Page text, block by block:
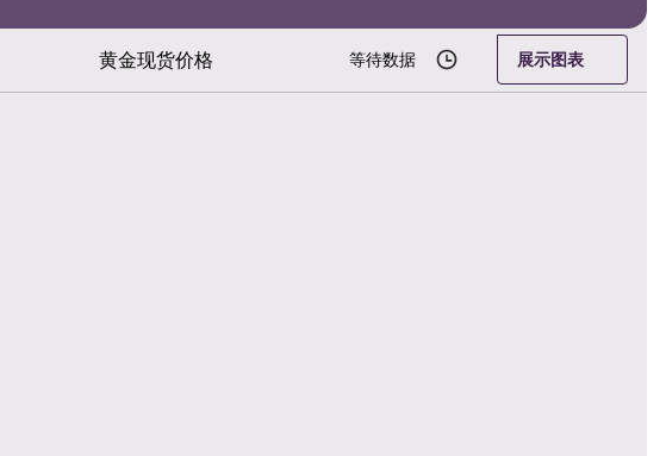
黄金现货价格 等待数据 展示图表